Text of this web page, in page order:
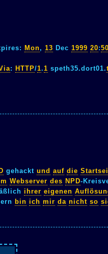
Mon, 13 Dec 1999 20:50
: HTTP/1.1 speth35.dort01.
gehackt und auf die
Webserver des NPD-
ihrer eigenen
bin ich mir da nicht so